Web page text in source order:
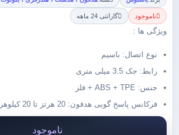
ناموجود گارانتی 24 ماهه
ویژگی ها :
نوع اتصال: باسیم
رابط: جک 3.5 میلی متری
جنس: ABS + TPE + فلز
فرکانس پاسخ گویی هدفون: 20 هرتز تا 20 کیلوهرتز
ناموجود